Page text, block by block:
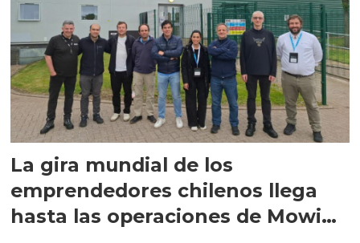
La gira mundial de los
emprendedores chilenos llega
hasta las operaciones de Mowi